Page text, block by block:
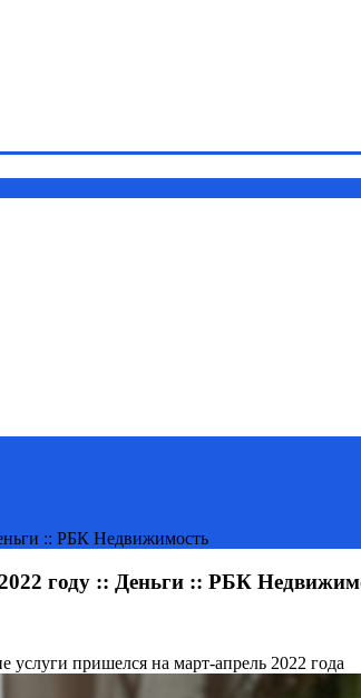
:: РБК Недвижимость
году :: Деньги :: РБК
услуги пришелся на март-апрель 2022 года